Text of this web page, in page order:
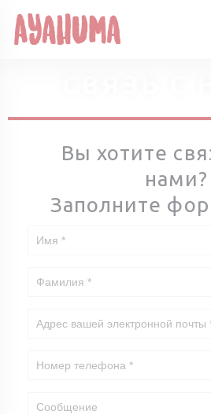
Вы хотите
нами?
Заполните